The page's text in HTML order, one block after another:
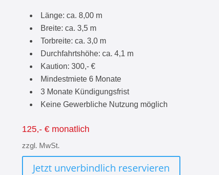
Länge: ca. 8,00 m
Breite: ca. 3,5 m
Torbreite: ca. 3,0 m
Durchfahrtshöhe: ca. 4,1 m
Kaution: 300,- €
Mindestmiete 6 Monate
3 Monate Kündigungsfrist
Keine Gewerbliche Nutzung möglich
125,- € monatlich
zzgl. MwSt.
Jetzt unverbindlich reservieren